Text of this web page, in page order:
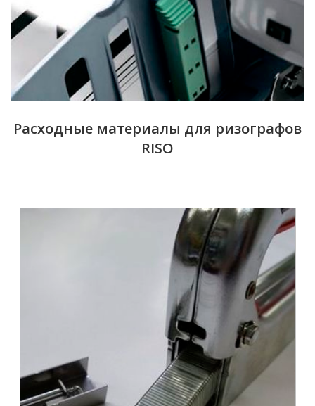
Расходные материалы для ризографов
RISO